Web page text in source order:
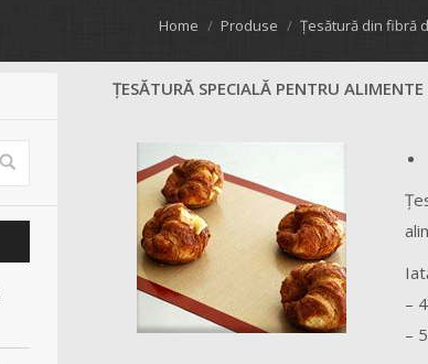
Home Produse Ţesătură din fibră
ŢESĂTURĂ SPECIALĂ PENTRU ALIMENTE
–
–